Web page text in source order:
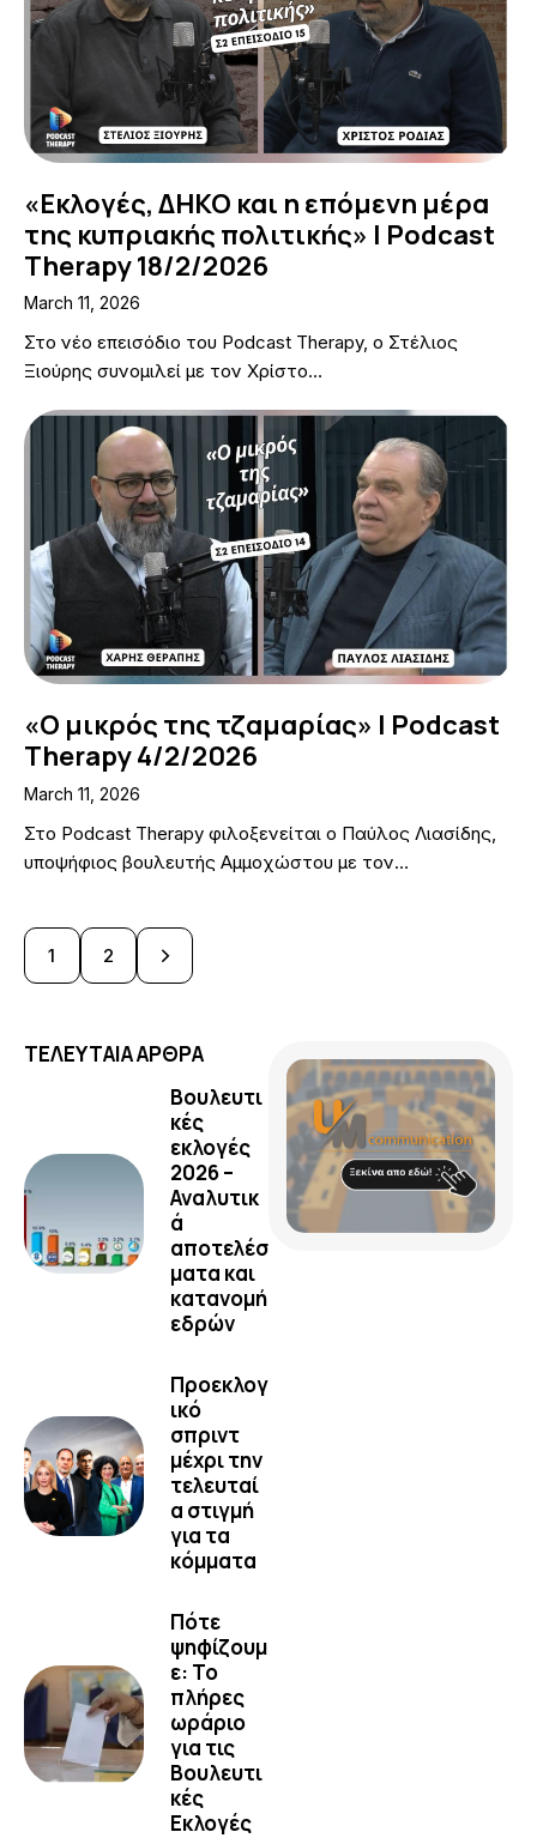
«Εκλογές, ΔΗΚΟ και η επόμενη μέρα
της κυπριακής πολιτικής» | Podcast
Therapy 18/2/2026
March 11, 2026
Στο νέο επεισόδιο του Podcast Therapy, ο Στέλιος
Ξιούρης συνομιλεί με τον Χρίστο…
«Ο μικρός της τζαμαρίας» | Podcast
Therapy 4/2/2026
March 11, 2026
Στο Podcast Therapy φιλοξενείται ο Παύλος Λιασίδης,
υποψήφιος βουλευτής Αμμοχώστου με τον…
1 2
>
ΤΕΛΕΥΤΑΙΑ ΑΡΘΡΑ
Βουλευτι
κές
εκλογές
2026 –
Αναλυτικ
ά
αποτελέσ
ματα και
κατανομή
εδρών
Προεκλογ
ικό
σπριντ
μέχρι την
τελευταί
α στιγμή
για τα
κόμματα
Πότε
ψηφίζουμ
ε: Το
πλήρες
ωράριο
για τις
Βουλευτι
κές
Εκλογές